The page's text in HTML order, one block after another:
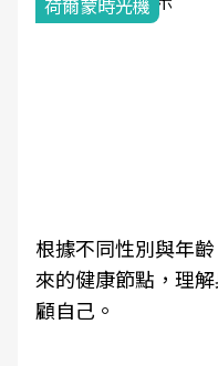
根據不同性別與年
來的健康節點，理
顧自己。